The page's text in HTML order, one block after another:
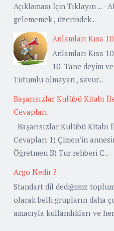
Açıklaması İçin Tıklayın ...
gelememek , üzerindek...
Anlamları Kısa
Anlamları Kısa
10 Tane deyim
Tutumlu olmayan , savur...
Başarısızlar Kulübü Kitabı
Cevapları
Başarısızlar Kulübü Kitabı
Cevapları 1) Çimen’in
Öğretmen B) Tur rehberi C...
Argo Nedir ?
Standart dil dediğimiz
olarak belli grupların daha
amacıyla kullandıkları ve